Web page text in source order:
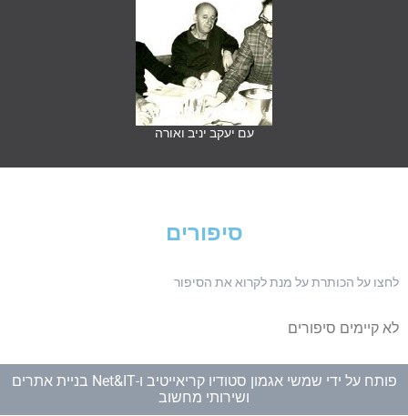
עם יעקב יניב ואורה
סיפורים
על הכותרת על מנת לקרוא את הסיפור
סיפורים
על ידישמשי אגמון סטודיו קריאייטיבו-
Net&IT בניית אתרים
ושירותי מחשוב